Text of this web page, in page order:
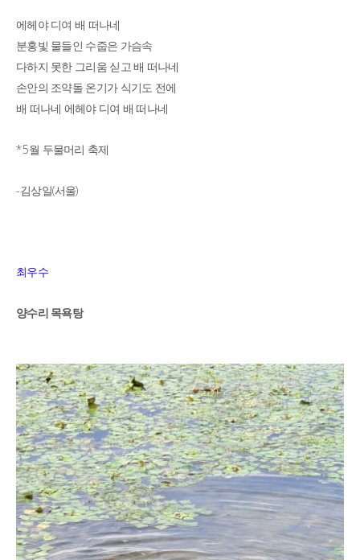
에헤야 디여 배 떠나네
분홍빛 물들인 수줍은 가슴속
다하지 못한 그리움 싣고 배 떠나네
손안의 조약돌 온기가 식기도 전에
배 떠나네 에헤야 디여 배 떠나네
*5월 두물머리 축제
-김상일(서울)
최우수
양수리 목욕탕